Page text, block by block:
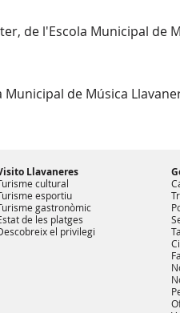
de l'Escola Municipal de
de Música
Llavaneres
cultural
esportiu
gastronòmic
de les platges
el privilegi